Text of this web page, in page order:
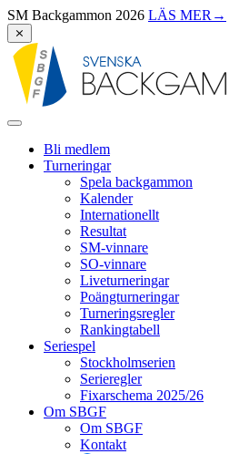
SM Backgammon 2026 LÄS MER →
⨯
Bli medlem
Turneringar
Spela backgammon
Kalender
Internationellt
Resultat
SM-vinnare
SO-vinnare
Liveturneringar
Poängturneringar
Turneringsregler
Rankingtabell
Seriespel
Stockholmserien
Serieregler
Fixarschema 2025/26
Om SBGF
Om SBGF
Kontakt